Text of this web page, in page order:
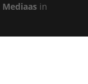
Mediaas in